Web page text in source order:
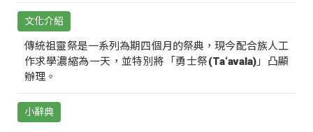
文化介紹
傳統祖靈祭是一系列為期四個月的祭典，現今配合族人工
作求學濃縮為一天，並特別將「勇士祭(Ta‘avala)」凸顯
辦理。
小辭典